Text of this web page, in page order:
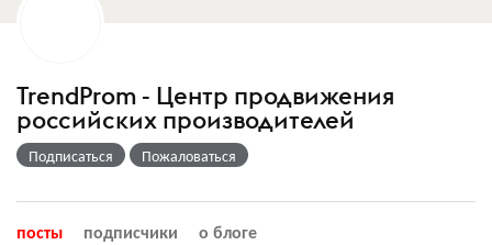
TrendProm - Центр продвижения
российских производителей
Подписаться Пожаловаться
посты подписчики о блоге